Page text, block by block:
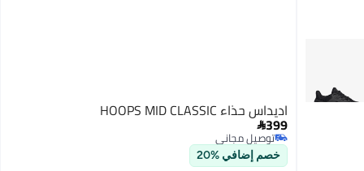
اديداس حذاء HOOPS MID CLASSIC
399
توصيل مجاني
توصيل مجاني
خصم إضافي %20